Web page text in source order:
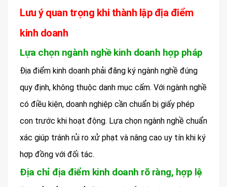
Lưu ý quan trọng khi thành lập địa điểm
kinh doanh
Lựa chọn ngành nghề kinh doanh hợp pháp
Địa điểm kinh doanh phải đăng ký ngành nghề đúng
quy định, không thuộc danh mục cấm. Với ngành nghề
có điều kiện, doanh nghiệp cần chuẩn bị giấy phép
con trước khi hoạt động. Lựa chọn ngành nghề chuẩn
xác giúp tránh rủi ro xử phạt và nâng cao uy tín khi ký
hợp đồng với đối tác.
Địa chỉ địa điểm kinh doanh rõ ràng, hợp lệ